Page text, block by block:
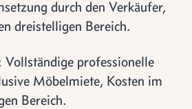
durch den Verkäufer,
dreistelligen Bereich.
professionelle
Möbelmiete, Kosten im
Bereich.